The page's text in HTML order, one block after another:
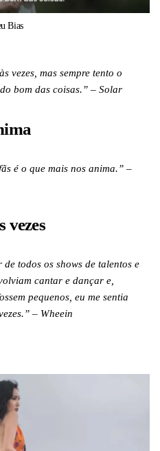
Bias
vezes, mas sempre tento o
bom das coisas.” – Solar
é o que mais nos anima.” –
vezes
todos os shows de talentos e
cantar e dançar e,
pequenos, eu me sentia
– Wheein